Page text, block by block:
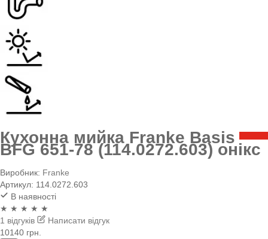
Кухонна мийка Franke Basis
BFG 651-78 (114.0272.603) онікс
Виробник: Franke
Артикул: 114.0272.603
В наявності
★ ★ ★ ★ ★
1 відгуків
Написати відгук
10140 грн.